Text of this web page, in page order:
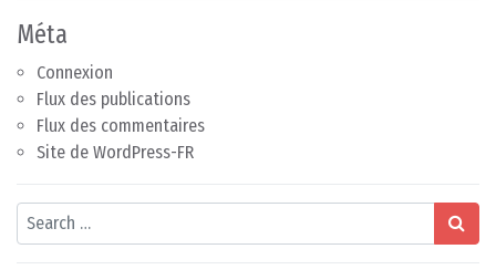
Méta
Connexion
Flux des publications
Flux des commentaires
Site de WordPress-FR
Search